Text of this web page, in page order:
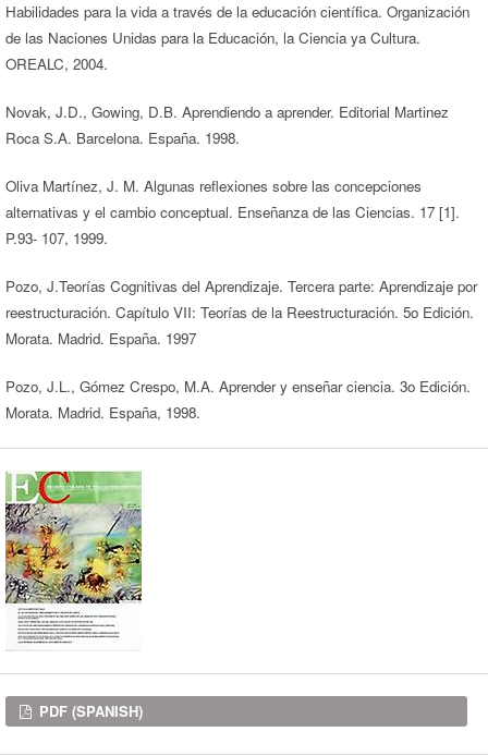
Habilidades para la vida a través de la educación científica. Organización
de las Naciones Unidas para la Educación, la Ciencia ya Cultura.
OREALC, 2004.
Novak, J.D., Gowing, D.B. Aprendiendo a aprender. Editorial Martinez
Roca S.A. Barcelona. España. 1998.
Oliva Martínez, J. M. Algunas reflexiones sobre las concepciones
alternativas y el cambio conceptual. Enseñanza de las Ciencias. 17 [1].
P.93- 107, 1999.
Pozo, J.Teorías Cognitivas del Aprendizaje. Tercera parte: Aprendizaje por
reestructuración. Capítulo VII: Teorías de la Reestructuración. 5o Edición.
Morata. Madrid. España. 1997
Pozo, J.L., Gómez Crespo, M.A. Aprender y enseñar ciencia. 3o Edición.
Morata. Madrid. España, 1998.
Downloads
PDF (SPANISH)